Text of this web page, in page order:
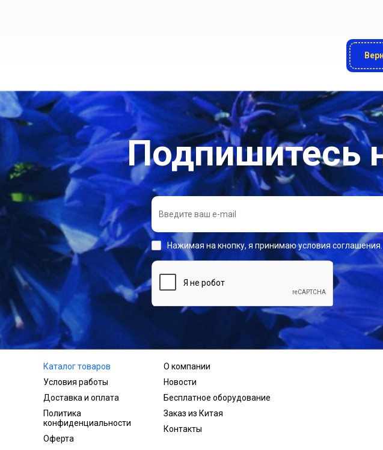
Подпишитесь
Нажимая на кнопку, я принимаю условия соглашения.
Каталог товаров
Условия работы
Доставка и оплата
Политика
конфиденциальности
Оферта
О компании
Новости
Бесплатное оборудование
Заказ из Китая
Контакты